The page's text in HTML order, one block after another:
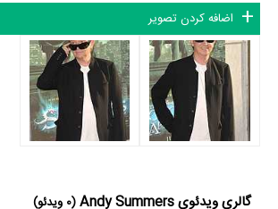
بازی کرده است که توانست با مهارت خود، آن نقش
میان مخاطبان سینما مطرح کند. او در این فیلم با
همکاری داشته است. Andy Summers توانست با بازی در
Temple تجربه بازیگری موفقی برای خود رقم بزند و
بازیگرانی نظیر
یان بوکانان ،کیث جفرسونوPrice
اضافه کردن تصویر
گالری ویدئوی Andy Summers
(0 ویدئو)